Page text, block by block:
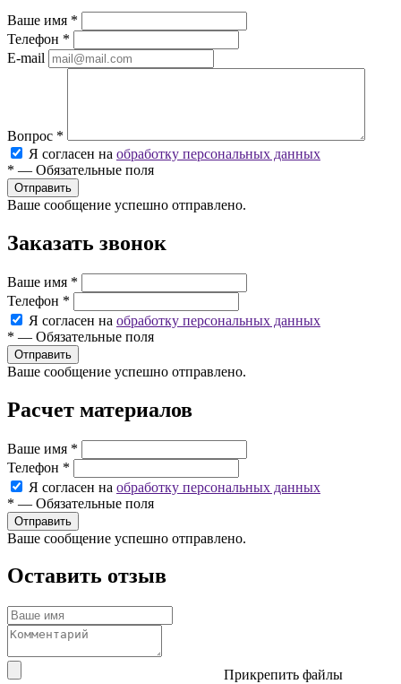
Ваше имя *
Телефон *
E-mail
Вопрос *
Я согласен на обработку персональных данных
* — Обязательные поля
Ваше сообщение успешно отправлено.
Заказать звонок
Ваше имя *
Телефон *
Я согласен на обработку персональных данных
* — Обязательные поля
Ваше сообщение успешно отправлено.
Расчет материалов
Ваше имя *
Телефон *
Я согласен на обработку персональных данных
* — Обязательные поля
Ваше сообщение успешно отправлено.
Оставить отзыв
Прикрепить файлы